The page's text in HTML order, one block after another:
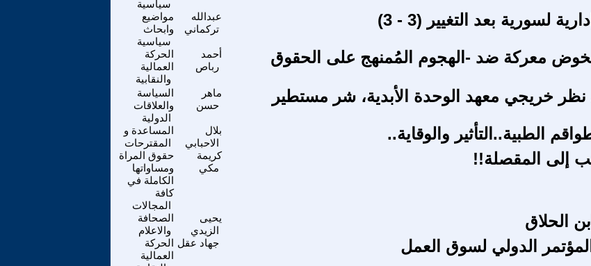
سياسية
مواضيع
وابحاث
سياسية
عبدالله
تركماني
لسورية بعد التغيير (3 - 3)
الحركة
العمالية
والنقابية
أحمد
رباص
معركة ضد -الهجوم المُمنهج على الحقوق
السياسة
والعلاقات
الدولية
ماهر
حسن
نظر خريجي معهد الوحدة الأبدية، شر مستطير
المساعدة و
المقترحات
بلال
الاحبابي
الطبية..التأثير والوقاية..
حقوق المراة
ومساواتها
الكاملة في
كافة
المجالات
كريمة
مكي
إلى المقصلة!!
الصحافة
والاعلام
يحيى
الزيدي
الحلاق
الحركة
العمالية
جهاد عقل الدولي لسوق العمل